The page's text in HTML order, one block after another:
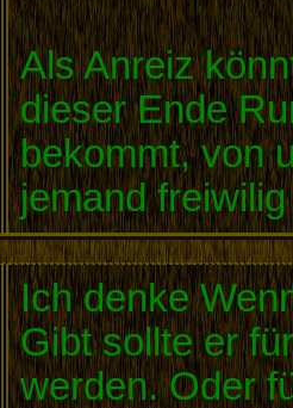
Als Anreiz
dieser Ende
bekommt, von
jemand
Ich denke
Gibt sollte er
werden. Oder